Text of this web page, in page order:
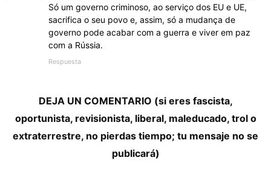
Só um governo criminoso, ao serviço dos EU e UE,
sacrifica o seu povo e, assim, só a mudança de
governo pode acabar com a guerra e viver em paz
com a Rússia.
Respuesta
DEJA UN COMENTARIO (si eres fascista,
oportunista, revisionista, liberal, maleducado, trol o
extraterrestre, no pierdas tiempo; tu mensaje no se
publicará)